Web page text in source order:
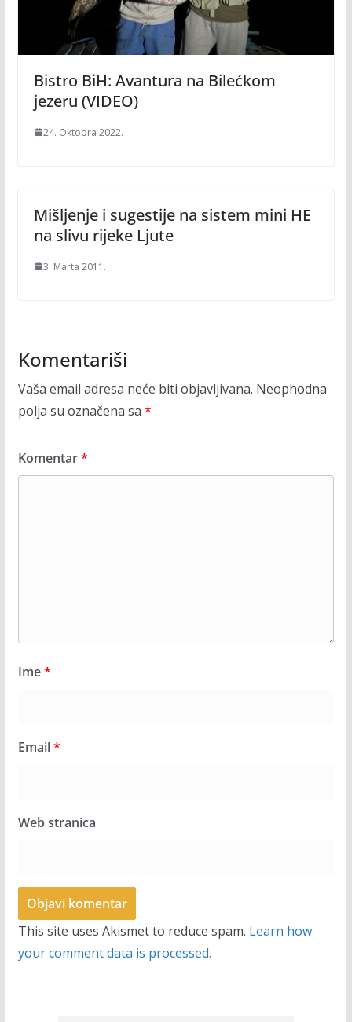
Bistro BiH: Avantura na Bilećkom
jezeru (VIDEO)
24. Oktobra 2022.
Mišljenje i sugestije na sistem mini HE
na slivu rijeke Ljute
3. Marta 2011.
Komentariši
Vaša email adresa neće biti objavljivana. Neophodna
polja su označena sa *
Komentar*
Ime*
Email*
Web stranica
This site uses Akismet to reduce spam. Learn how
your comment data is processed.